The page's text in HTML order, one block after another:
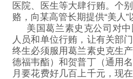
医院、医生等大肆行贿。个
赂，向某高管长期提供“美人”
美国葛兰素史克公司对
人员和单位行贿，让有关部
终生必须服用葛兰素史克生
德福韦酯）和贺普丁（通用
月要花费好几百上千元，现